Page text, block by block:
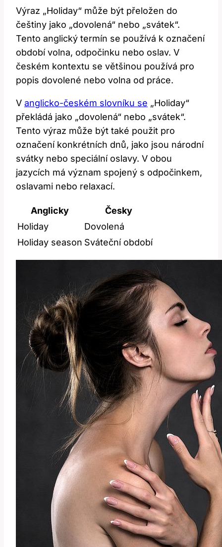
Výraz „Holiday“ může být přeložen do
češtiny jako „dovolená“ nebo „svátek“.
Tento anglický termín se používá k označení
období volna, odpočinku nebo oslav. V
českém kontextu se většinou používá pro
popis dovolené nebo volna od práce.
V anglicko-českém slovníku se „Holiday“
překládá jako „dovolená“ nebo „svátek“.
Tento výraz může být také použit pro
označení konkrétních dnů, jako jsou národní
svátky nebo speciální oslavy. V obou
jazycích má význam spojený s odpočinkem,
oslavami nebo relaxací.
Anglicky
Česky
Holiday
Dovolená
Holiday season Sváteční období